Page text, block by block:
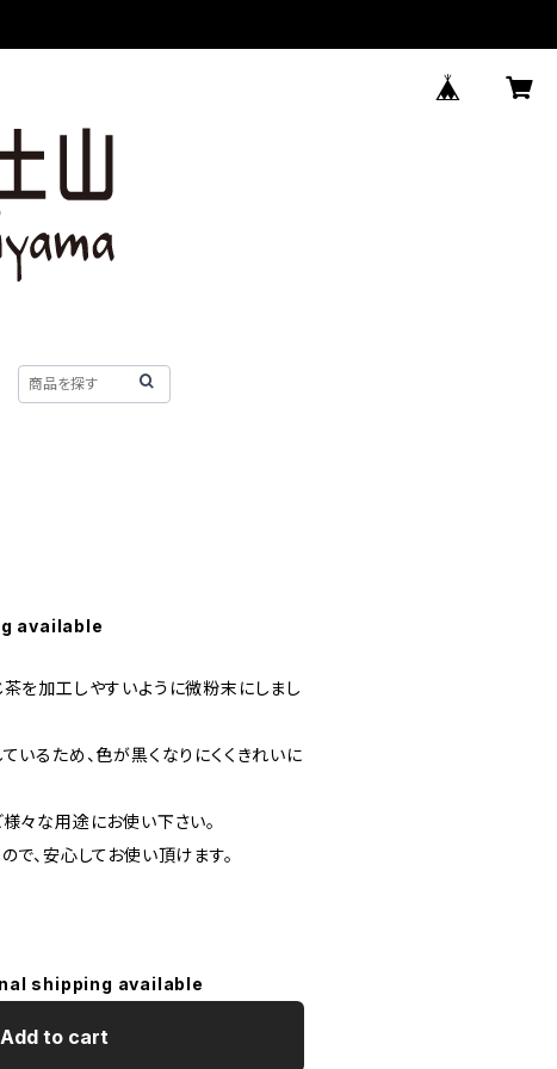
available
を加工しやすいように微粉末にしまし
いるため、色が黒くなりにくくきれいに
々な用途にお使い下さい。
で、安心してお使い頂けます。
shipping available
Add to cart